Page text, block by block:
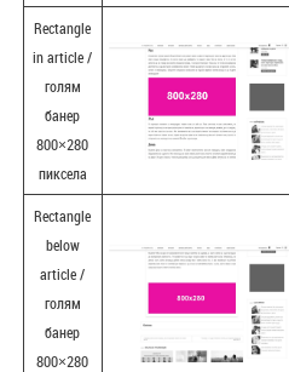
Rectangle
in article /
голям
банер
800×280
пиксела
Rectangle
below
article /
голям
банер
800×280